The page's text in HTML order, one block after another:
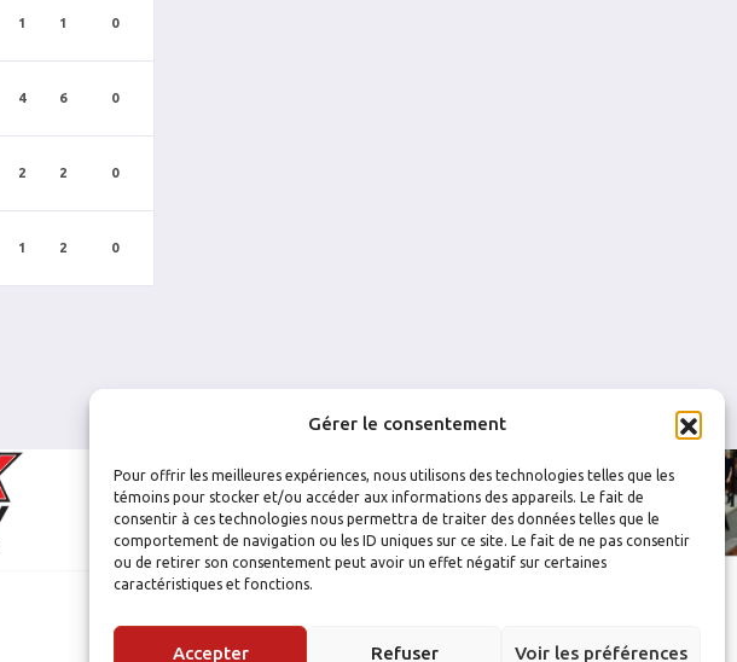
Gérer le consentement
Pour offrir les meilleures expériences, nous utilisons des technologies telles que les
témoins pour stocker et/ou accéder aux informations des appareils. Le fait de
consentir à ces technologies nous permettra de traiter des données telles que le
comportement de navigation ou les ID uniques sur ce site. Le fait de ne pas consentir
ou de retirer son consentement peut avoir un effet négatif sur certaines
caractéristiques et fonctions.
Accepter Refuser Voir les préférences
1 1 0
4 6 0
2 2 0
1 2 0